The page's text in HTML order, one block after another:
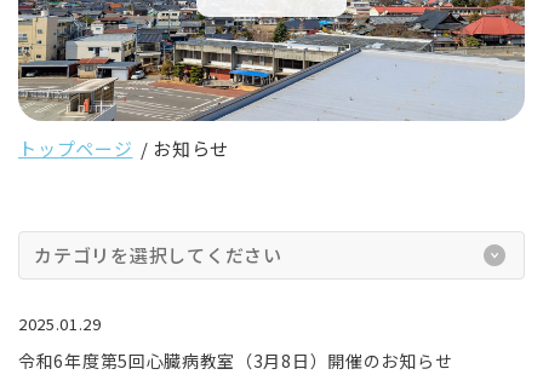
トップページ お知らせ
カテゴリを選択してください
2025.01.29
令和6年度第5回心臓病教室（3月8日）開催のお知らせ